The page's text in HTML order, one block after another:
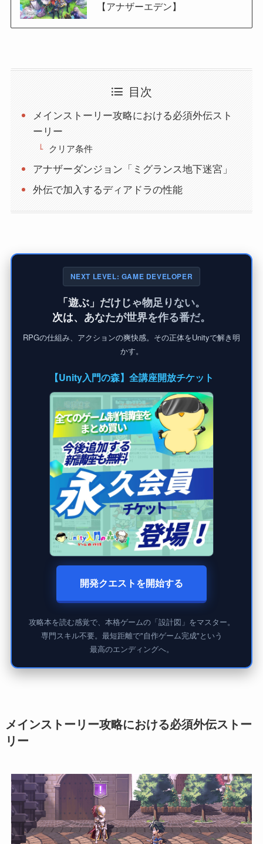
【アナザーエデン】
目次
メインストーリー攻略における必須外伝スト
ーリー
クリア条件
アナザーダンジョン「ミグランス地下迷宮」
外伝で加入するディアドラの性能
NEXT LEVEL: GAME DEVELOPER
「遊ぶ」だけじゃ物足りない。
次は、あなたが世界を作る番だ。
RPGの仕組み、アクションの爽快感。その正体をUnityで解き明
かす。
【Unity入門の森】全講座開放チケット
開発クエストを開始する
攻略本を読む感覚で、本格ゲームの「設計図」をマスター。
専門スキル不要。最短距離で"自作ゲーム完成"という
最高のエンディングへ。
メインストーリー攻略における必須外伝ストー
リー